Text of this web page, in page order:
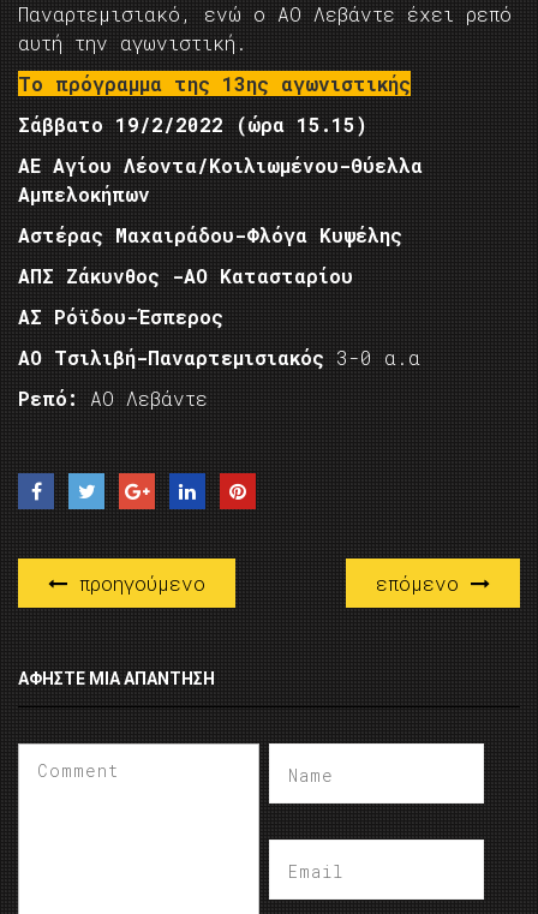
Παναρτεμισιακό, ενώ ο ΑΟ Λεβάντε έχει ρεπό
αυτή την αγωνιστική.
Το πρόγραμμα της 13ης αγωνιστικής
Σάββατο 19/2/2022 (ώρα 15.15)
ΑΕ Αγίου Λέοντα/Κοιλιωμένου-Θύελλα
Αμπελοκήπων
Αστέρας Μαχαιράδου-Φλόγα Κυψέλης
ΑΠΣ Ζάκυνθος -ΑΟ Κατασταρίου
ΑΣ Ρόϊδου-Έσπερος
ΑΟ Τσιλιβή-Παναρτεμισιακός 3-0 α.α
Ρεπό:
AO Λεβάντε
προηγούμενο επόμενο
ΑΦΉΣΤΕ ΜΙΑ ΑΠΆΝΤΗΣΗ